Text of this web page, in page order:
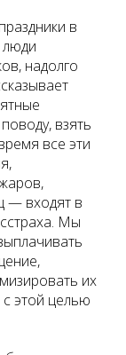
в
люди
надолго
взять
все эти
— входят в
Мы
их
этой целью